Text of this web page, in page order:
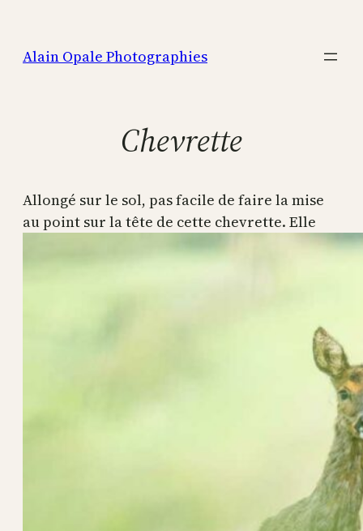
contenu
Alain Opale Photographies
Chevrette
Allongé sur le sol, pas facile de faire la mise
au point sur la tête de cette chevrette. Elle